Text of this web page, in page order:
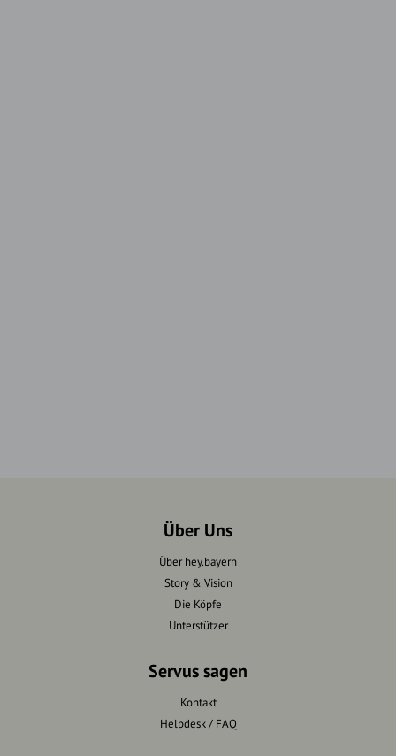
Über Uns
Über hey.bayern
Story & Vision
Die Köpfe
Unterstützer
Servus sagen
Kontakt
Helpdesk / FAQ